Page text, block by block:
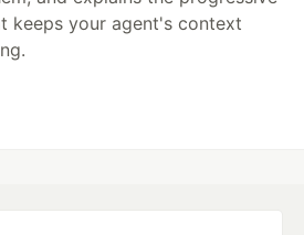
keeps your agent's context